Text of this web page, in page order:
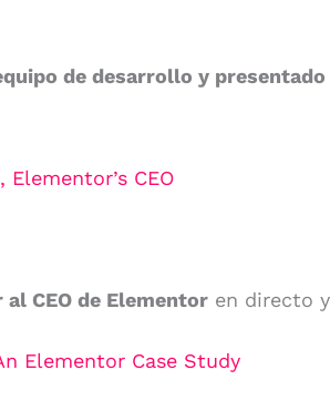
de desarrollo y presentado
CEO
al CEO de Elementor en directo
Elementor Case Study